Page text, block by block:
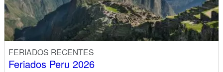
FERIADOS RECENTES
Feriados Peru 2026